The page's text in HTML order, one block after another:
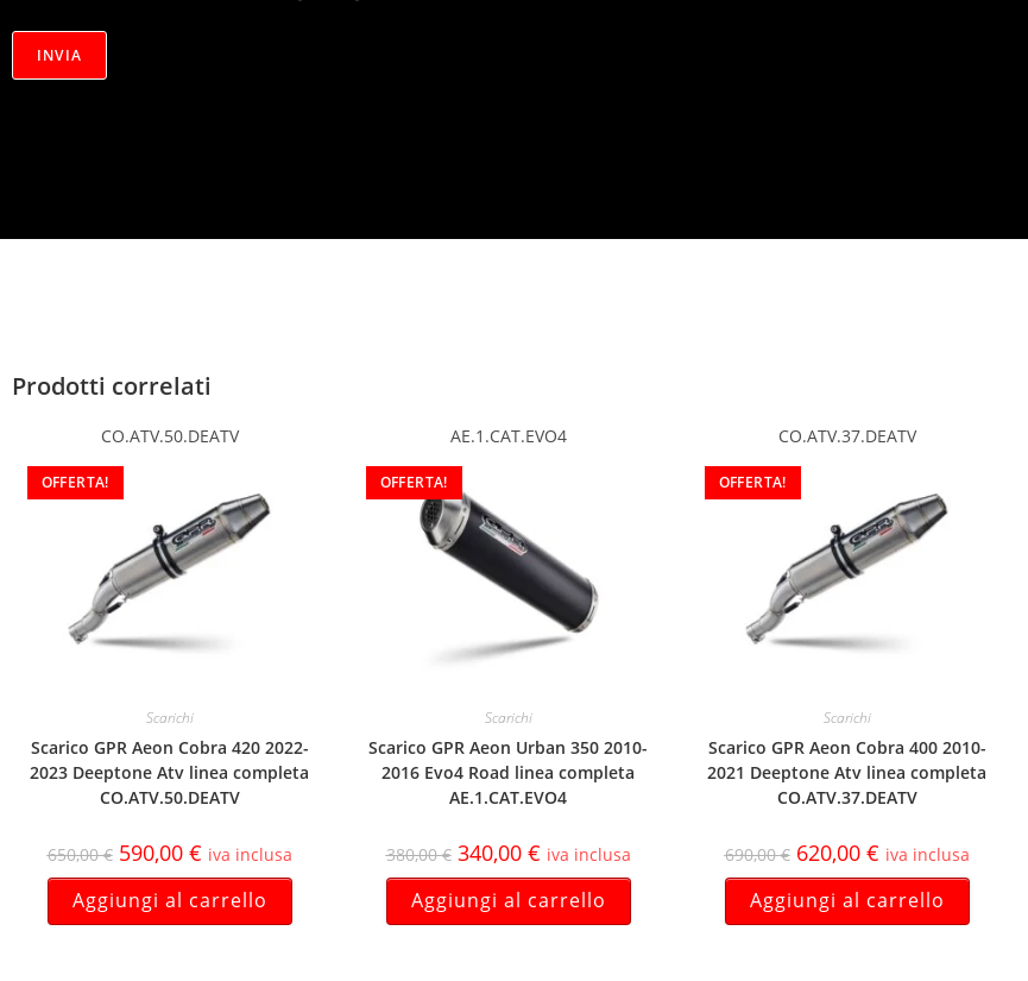
i
a
INVIA
Prodotti correlati
CO.ATV.50.DEATV
OFFERTA!
Scarichi
Scarico GPR Aeon Cobra 420 2022-
2023 Deeptone Atv linea completa
CO.ATV.50.DEATV
650,00€ 590,00 € iva inclusa
Aggiungi al carrello
AE.1.CAT.EVO4
OFFERTA!
Scarichi
Scarico GPR Aeon Urban 350 2010-
2016 Evo4 Road linea completa
AE.1.CAT.EVO4
380,00€ 340,00 € iva inclusa
Aggiungi al carrello
CO.ATV.37.DEATV
OFFERTA!
Scarichi
Scarico GPR Aeon Cobra 400 2010-
2021 Deeptone Atv linea completa
CO.ATV.37.DEATV
690,00€ 620,00 € iva inclusa
Aggiungi al carrello